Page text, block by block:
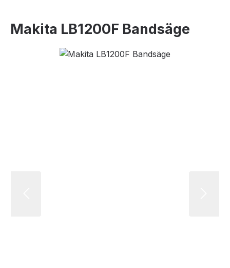
Makita LB1200F Bandsäge
Bildergalerie überspringen